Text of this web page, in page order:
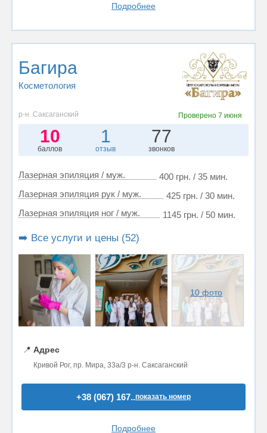
Подробнее
Багира
Косметология
р-н. Саксаганский Проверено7 июня
10
баллов
1
отзыв
77
звонков
Лазерная эпиляция / муж.
400 грн. / 35 мин.
Лазерная эпиляция рук / муж.
425 грн. / 30 мин.
Лазерная эпиляция ног / муж.
1145 грн. / 50 мин.
➡️ Все услуги и цены (52)
10 фото
📍 Адрес
Кривой Рог, пр. Мира, 33а/3 р-н. Саксаганский
+38 (067) 167..показать номер
Подробнее